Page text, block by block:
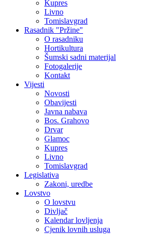
Kupres
Livno
Tomislavgrad
Rasadnik "Pržine"
O rasadniku
Hortikultura
Šumski sadni materijal
Fotogalerije
Kontakt
Vijesti
Novosti
Obavijesti
Javna nabava
Bos. Grahovo
Drvar
Glamoc
Kupres
Livno
Tomislavgrad
Legislativa
Zakoni, uredbe
Lovstvo
O lovstvu
Divljač
Kalendar lovljenja
Cjenik lovnih usluga